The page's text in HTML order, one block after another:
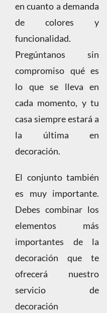
en cuanto a demanda
de colores y
funcionalidad.
Pregúntanos sin
compromiso qué es
lo que se lleva en
cada momento, y tu
casa siempre estará a
la última en
decoración.
El conjunto también
es muy importante.
Debes combinar los
elementos más
importantes de la
decoración que te
ofrecerá nuestro
servicio de
decoración